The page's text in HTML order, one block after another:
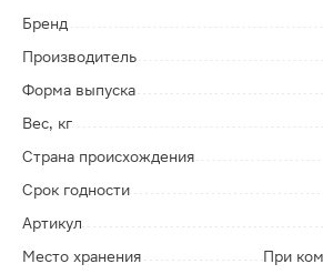
Бренд
Производитель
Форма выпуска
Вес, кг
Страна происхождения
Срок годности
Артикул
Место хранения
При